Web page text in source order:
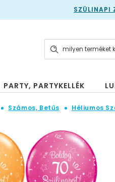
SZÜLINAPI
PARTY, PARTYKELLÉK
Számos, Betűs Héliumos